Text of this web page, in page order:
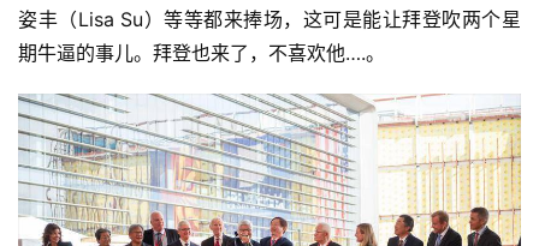
姿丰（Lisa Su）等等都来捧场，这可是能让拜登吹两个星
期牛逼的事儿。拜登也来了，不喜欢他….。